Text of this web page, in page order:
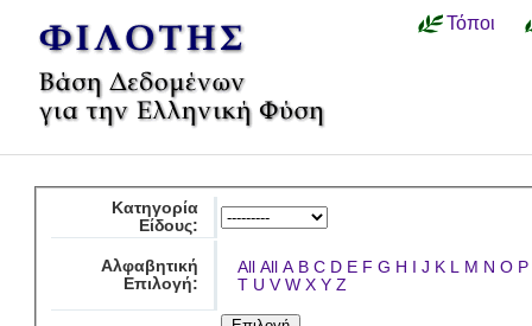
Τόποι
Κατηγορία
Είδους:
Αλφαβητική
Επιλογή:
All All A B C D E F G H I J K L M N O P
T U V W X Y Z